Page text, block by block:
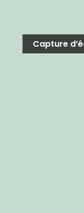
Capture